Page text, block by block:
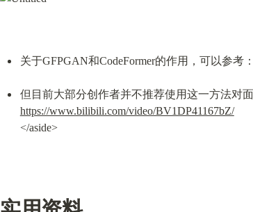
关于GFPGAN和CodeFormer的作用，可以参考：
https://www.bilibili.com/video/BV1DP41167bZ/
</aside>